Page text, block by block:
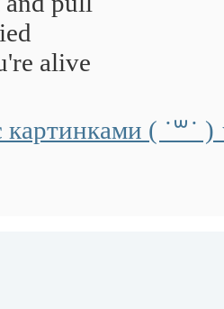
alive
( ˙꒳​˙